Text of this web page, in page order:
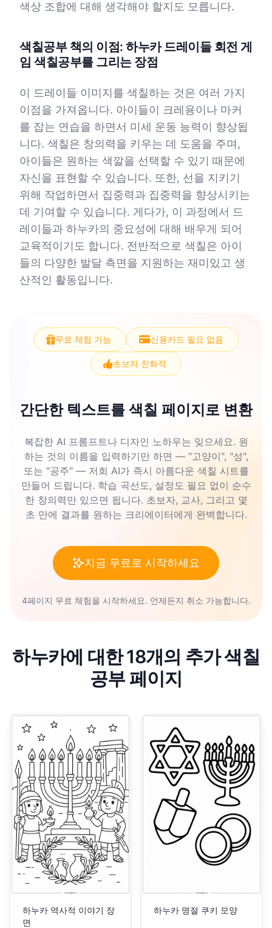
색상 조합에 대해 생각해야 할지도 모릅니다.
색칠공부 책의 이점: 하누카 드레이들 회전 게
임 색칠공부를 그리는 장점
이 드레이들 이미지를 색칠하는 것은 여러 가지
이점을 가져옵니다. 아이들이 크레용이나 마커
를 잡는 연습을 하면서 미세 운동 능력이 향상됩
니다. 색칠은 창의력을 키우는 데 도움을 주며,
아이들은 원하는 색깔을 선택할 수 있기 때문에
자신을 표현할 수 있습니다. 또한, 선을 지키기
위해 작업하면서 집중력과 집중력을 향상시키는
데 기여할 수 있습니다. 게다가, 이 과정에서 드
레이들과 하누카의 중요성에 대해 배우게 되어
교육적이기도 합니다. 전반적으로 색칠은 아이
들의 다양한 발달 측면을 지원하는 재미있고 생
산적인 활동입니다.
무료 체험 가능 신용카드 필요 없음
초보자 친화적
간단한 텍스트를 색칠 페이지로 변환
복잡한 AI 프롬프트나 디자인 노하우는 잊으세요. 원
하는 것의 이름을 입력하기만 하면 — "고양이", "성",
또는 "공주" — 저희 AI가 즉시 아름다운 색칠 시트를
만들어 드립니다. 학습 곡선도, 설정도 필요 없이 순수
한 창의력만 있으면 됩니다. 초보자, 교사, 그리고 몇
초 만에 결과를 원하는 크리에이터에게 완벽합니다.
지금 무료로 시작하세요
4페이지 무료 체험을 시작하세요. 언제든지 취소 가능합니다.
하누카에 대한 18개의 추가 색칠
공부 페이지
하누카 역사적 이야기 장
면
하누카 명절 쿠키 모양